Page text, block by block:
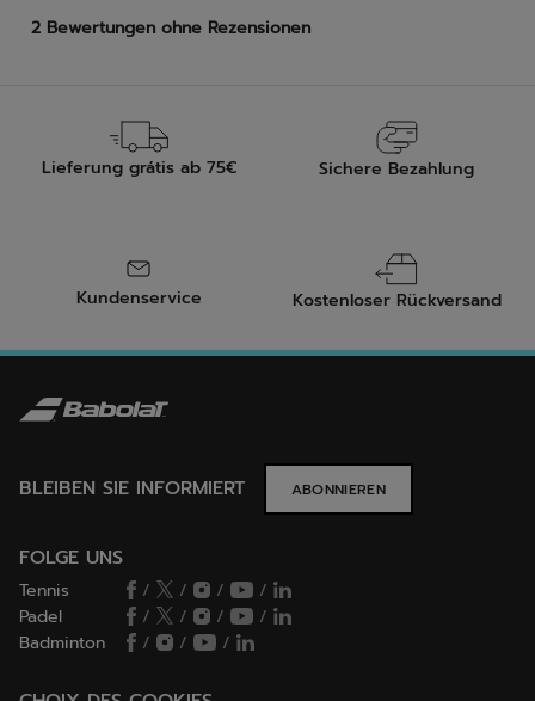
Lieferung grátis ab 75€ Sichere Bezahlung
Kundenservice Kostenloser Rückversand
BLEIBEN SIE INFORMIERT ABONNIEREN
FOLGE UNS
Tennis / / /
/
Padel
/ / /
/
Badminton
/ / /